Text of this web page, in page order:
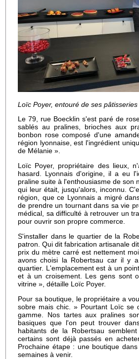
Loïc Poyer, entouré de ses
Le 79, rue Boecklin s'est paré de
sablés au pralines, brioches aux
bonbon rose composé d'une
région lyonnaise, est l'ingrédient
de Mélanie ».
Loïc Poyer, propriétaire des lieux,
hasard. Lyonnais d'origine, il a eu
praline suite à l'enthousiasme de son
qui leur était, jusqu'alors, inconnu.
région, que ce Lyonnais a migré
de prendre un tournant dans sa vie
médical, sa difficulté à retrouver un
pour ouvrir son propre commerce.
S'installer dans le quartier de la
patron. Qui dit fabrication artisanale
prix du mètre carré est nettement
avons choisi la Robertsau car il y
quartier. L'emplacement est à un
et à un croisement. Les gens sont
vitrine », détaille Loïc Poyer.
Pour sa boutique, le propriétaire a
sobre mais chic. » Pourtant Loïc
gamme. Nos tartes aux pralines
basiques que l'on peut trouver
habitants de la Robertsau
certains sont déjà passés en
Prochaine étape : une boutique
semaines à venir.